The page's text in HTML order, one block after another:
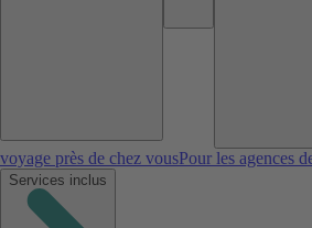
voyage près de chez vousPour les agences
Services inclus